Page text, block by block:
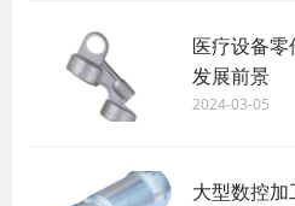
医疗设备
发展前景
2024-03-05
大型数控